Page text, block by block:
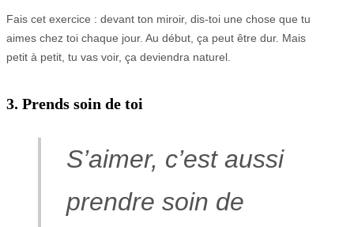
Fais cet exercice : devant ton miroir, dis-toi une chose que tu
aimes chez toi chaque jour. Au début, ça peut être dur. Mais
petit à petit, tu vas voir, ça deviendra naturel.
3. Prends soin de toi
S’aimer, c’est aussi
prendre soin de